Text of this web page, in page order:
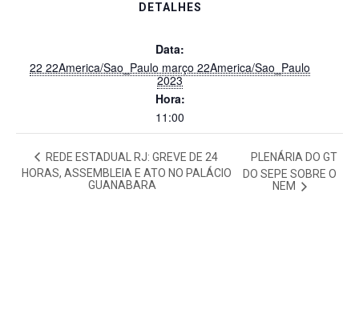
DETALHES
Data:
22 22America/Sao_Paulo março 22America/Sao_Paulo
2023
Hora:
11:00
REDE ESTADUAL RJ: GREVE DE 24
HORAS, ASSEMBLEIA E ATO NO PALÁCIO
GUANABARA
PLENÁRIA DO GT
DO SEPE SOBRE O
NEM